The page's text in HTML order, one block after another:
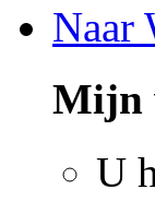
Naar
Mijn
U